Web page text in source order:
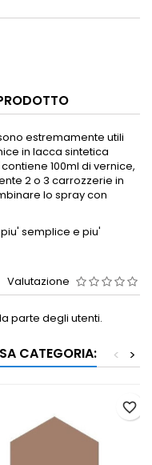
estremamente utili
in lacca sintetica
100ml di vernice,
2 o 3 carrozzerie in
lo spray con
semplice e piu'
Valutazione
parte degli utenti.
CATEGORIA: >
<
favorite_border